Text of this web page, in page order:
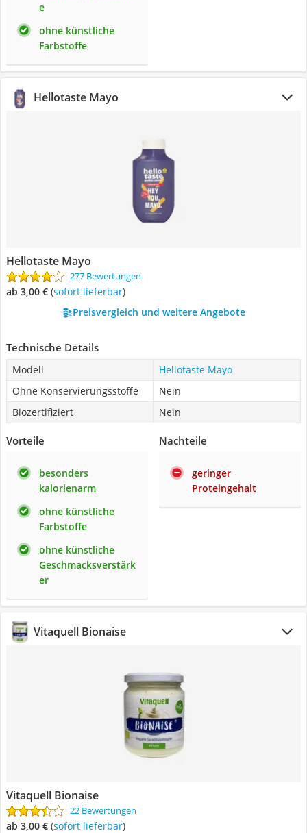
e
ohne künstliche
Farbstoffe
Hellotaste Mayo
Hellotaste Mayo
277 Bewertungen
ab 3,00 € ( Sofort lieferbar)
Preisvergleich und weitere Angebote
Technische Details
Modell
Hellotaste Mayo
Ohne Konservierungsstoffe
Nein
Biozertifiziert
Nein
Vorteile
besonders
kalorienarm
ohne künstliche
Farbstoffe
ohne künstliche
Geschmacksverstärk
er
Nachteile
geringer
Proteingehalt
Vitaquell Bionaise
Vitaquell Bionaise
22 Bewertungen
ab 3,00 € ( Sofort lieferbar)